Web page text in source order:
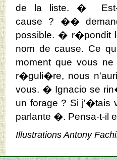
de la liste. � Est-
cause ? ��
possible. � r�pondit
nom de cause. Ce
moment que vous
r�guli�re, nous
vous. � Ignacio se
un forage ? Si j'�tais
parlante �. Pensa-t-il
Illustrations Antony